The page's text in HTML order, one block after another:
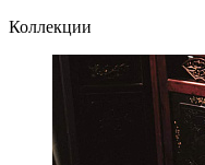
Коллекции